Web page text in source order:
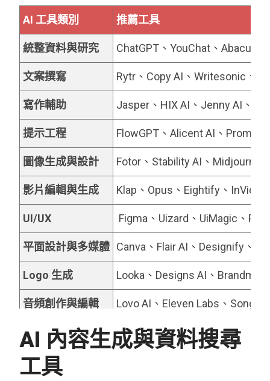
AI 工具類別 推薦工具
統整資料與研究 ChatGPT、YouChat、Abacus
文案撰寫 Rytr、Copy AI、Writesonic、
寫作輔助 Jasper、HIX AI、Jenny AI、
提示工程 FlowGPT、Alicent AI、
圖像生成與設計 Fotor、Stability AI、
影片編輯與生成 Klap、Opus、Eightify、
UI/UX Figma、Uizard、UiMagic、
平面設計與多媒體 Canva、Flair AI、Designify、
Logo 生成 Looka、Designs AI、
音頻創作與編輯 Lovo AI、Eleven Labs、
輔助行銷 Pencil、Ai-Ads、AdCopy、
SEO 工具
AI 內容生成與資料搜尋
工具